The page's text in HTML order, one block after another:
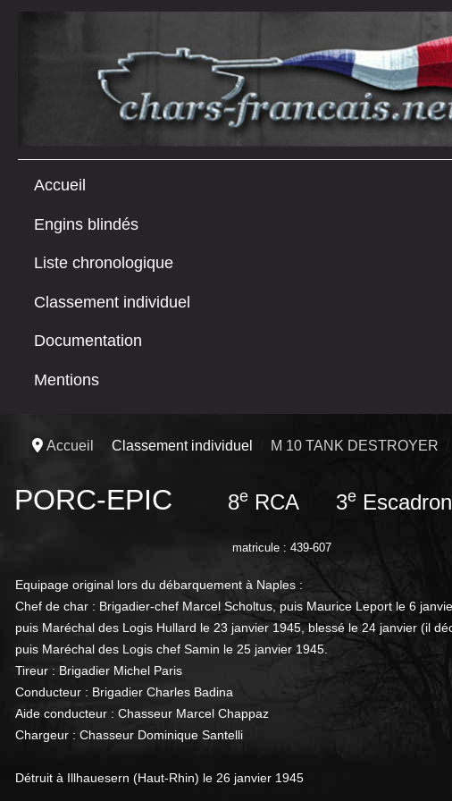
Accueil
Engins blindés
Liste chronologique
Classement individuel
Documentation
Mentions
Accueil Classement individuel M 10 TANK DESTROYER
PORC-EPIC 8e RCA 3e Escadron
matricule : 439-607
Equipage original lors du débarquement à Naples :
Chef de char : Brigadier-chef Marcel Scholtus, puis Maurice Leport le 6
puis Maréchal des Logis Hullard le 23 janvier 1945, blessé le 24 janvier (il
puis Maréchal des Logis chef Samin le 25 janvier 1945.
Tireur : Brigadier Michel Paris
Conducteur : Brigadier Charles Badina
Aide conducteur : Chasseur Marcel Chappaz
Chargeur : Chasseur Dominique Santelli
Détruit à Illhauesern (Haut-Rhin) le 26 janvier 1945